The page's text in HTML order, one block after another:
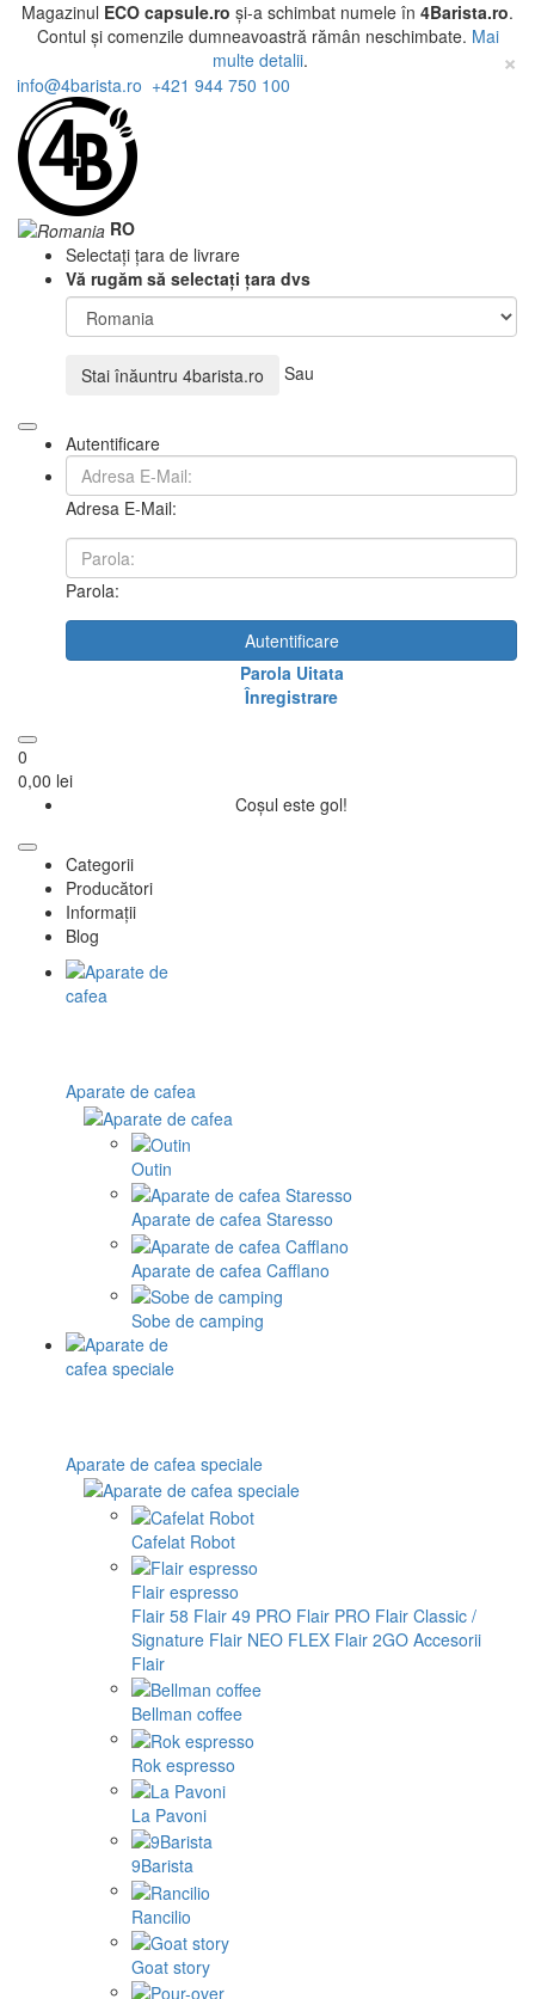
Magazinul ECO capsule.ro și-a schimbat numele în 4Barista.ro.
Contul și comenzile dumneavoastră rămân neschimbate. Mai
multe detalii. ×
info@4barista.ro +421 944 750 100
RO
Selectați țara de livrare
Vă rugăm să selectați țara dvs
Stai înăuntru 4barista.ro Sau
Autentificare
Adresa E-Mail:
Parola:
Autentificare
Parola Uitata
Înregistrare
0
0,00 lei
Coșul este gol!
Categorii
Producători
Informații
Blog
Aparate de cafea
Outin
Aparate de cafea Staresso
Aparate de cafea Cafflano
Sobe de camping
Aparate de cafea speciale
Cafelat Robot
Flair espresso
Flair 58 Flair 49 PRO Flair PRO Flair Classic /
Signature Flair NEO FLEX Flair 2GO Accesorii
Flair
Bellman coffee
Rok espresso
La Pavoni
9Barista
Rancilio
Goat story